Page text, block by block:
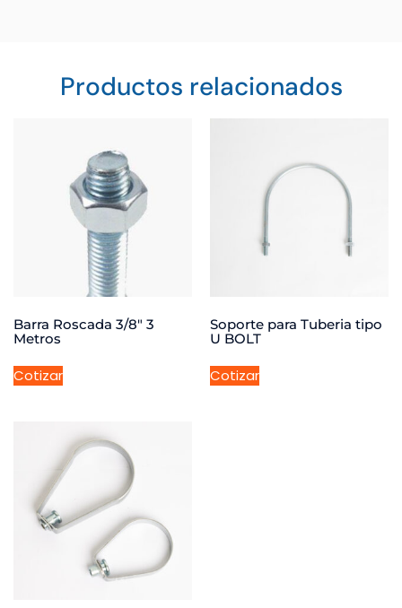
Productos relacionados
Barra Roscada 3/8″ 3
Metros
Cotizar
Soporte para Tuberia tipo
U BOLT
Cotizar